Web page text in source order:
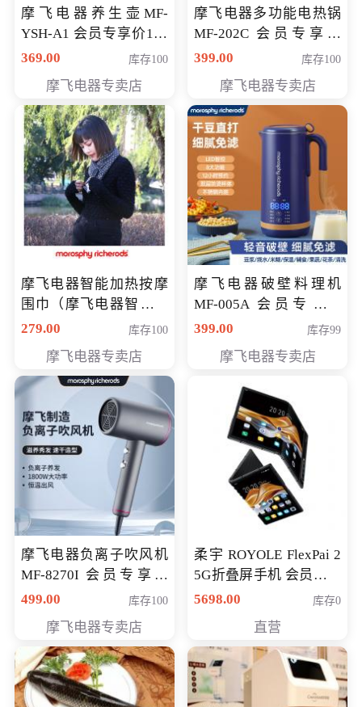
摩飞电器养生壶MF-
YSH-A1 会员专享价198
元
369.00 库存100
摩飞电器专卖店
摩飞电器多功能电热锅
MF-202C 会员专享价
269元
399.00 库存100
摩飞电器专卖店
摩飞电器智能加热按摩
围巾（摩飞电器智能加
热按摩围脖） 会员专享
279.00 库存100
摩飞电器专卖店
摩飞电器破壁料理机
MF-005A 会员专享价
198元
399.00 库存99
摩飞电器专卖店
摩飞电器负离子吹风机
MF-8270I 会员专享价
369元
499.00 库存100
摩飞电器专卖店
柔宇 ROYOLE FlexPai 2
5G折叠屏手机 会员专享
购买价格 4998元
5698.00 库存0
直营